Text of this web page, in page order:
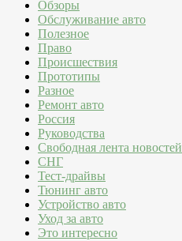
Обзоры
Обслуживание авто
Полезное
Право
Происшествия
Прототипы
Разное
Ремонт авто
Россия
Руководства
Свободная лента новостей
СНГ
Тест-драйвы
Тюнинг авто
Устройство авто
Уход за авто
Это интересно